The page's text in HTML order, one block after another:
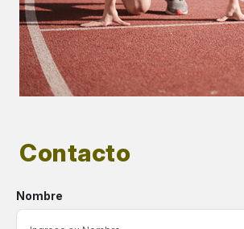
Contacto
Nombre